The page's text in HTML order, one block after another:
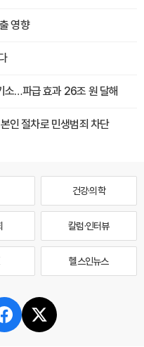
영향
소…파급 효과 26조 원 달해
인 절차로 민생범죄 차단
건강·의학
칼럼·인터뷰
헬스인뉴스